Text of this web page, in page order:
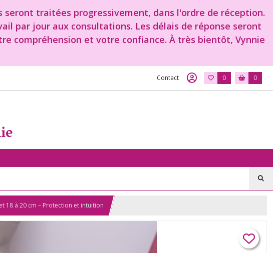
seront traitées progressivement, dans l'ordre de réception.
par jour aux consultations. Les délais de réponse seront
compréhension et votre confiance. À très bientôt, Vynnie
Contact 0 0
18 à 20 cm – Protection et intuition